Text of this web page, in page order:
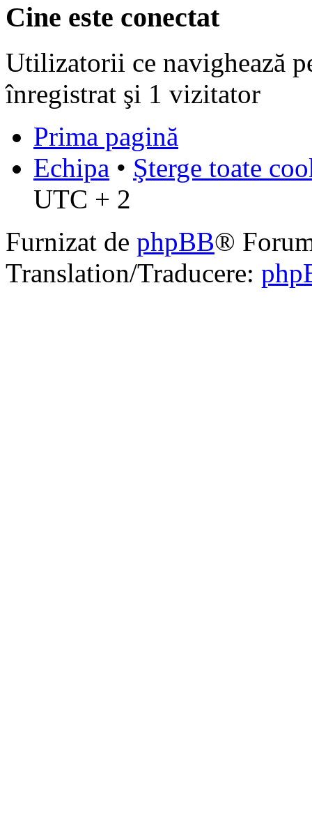
Cine este conectat
Utilizatorii ce navighează
înregistrat şi 1 vizitator
Prima pagină
Echipa • Şterge toate
UTC + 2
Furnizat de phpBB®
Translation/Traducere: